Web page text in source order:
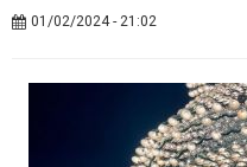
01/02/2024 - 21:02